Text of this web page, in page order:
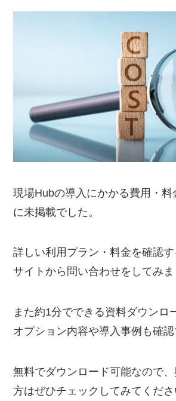
現場Hubの導入にかかる費用・料
に未掲載でした。
詳しい利用プラン・料金を確認
サイトから問い合わせをしてみま
また約1分でできる資料ダウンロ
オプション内容や導入事例も確認
無料でダウンロード可能なので
方はぜひチェックしてみてくださ